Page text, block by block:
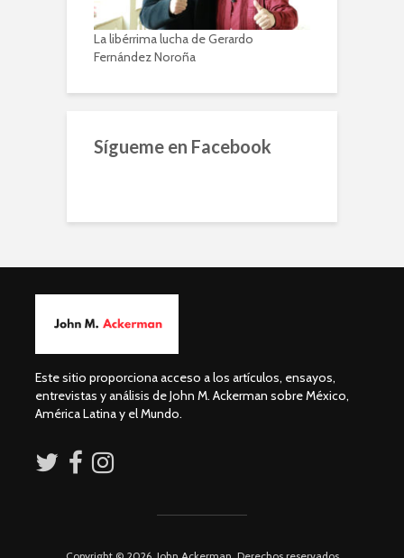
La libérrima lucha de Gerardo
Fernández Noroña
Sígueme en Facebook
Este sitio proporciona acceso a los artículos, ensayos,
entrevistas y análisis de John M. Ackerman sobre México,
América Latina y el Mundo.